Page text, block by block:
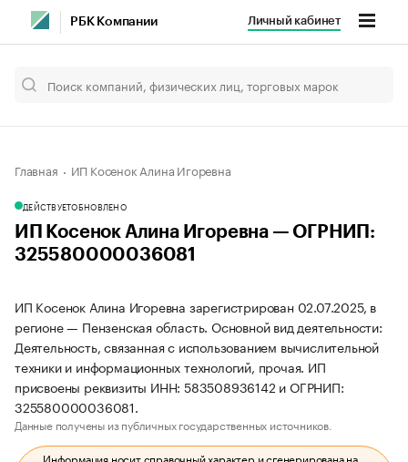
РБК Компании Личный кабинет
Главная ИП Косенок Алина Игоревна
ДЕЙСТВУЕТОБНОВЛЕНО
ИП Косенок Алина Игоревна — ОГРНИП:
325580000036081
ИП Косенок Алина Игоревна зарегистрирован 02.07.2025, в
регионе — Пензенская область. Основной вид деятельности:
Деятельность, связанная с использованием вычислительной
техники и информационных технологий, прочая. ИП
присвоены реквизиты ИНН: 583508936142 и ОГРНИП:
325580000036081.
Данные получены из публичных государственных источников.
Информация носит справочный характер и сгенерирована на